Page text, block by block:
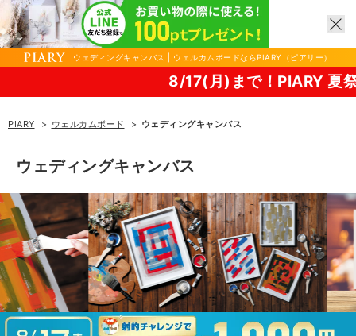
ウェディングキャンバス | ウェルカムボードならPIARY（ピアリー）
8/17(月)まで！PIARY 夏祭り
PIARY ウェルカムボード ウェディングキャンバス
ウェディングキャンバス